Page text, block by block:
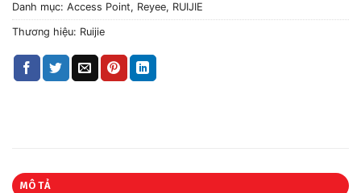
Danh mục: Access Point, Reyee, RUIJIE
Thương hiệu: Ruijie
MÔ TẢ